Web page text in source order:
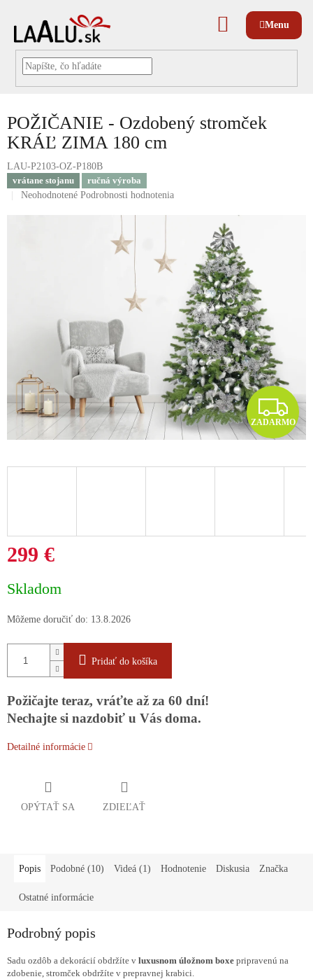
NÁKUPNÝ
KOŠÍK
POŽIČANIE - Ozdobený stromček
KRÁĽ ZIMA 180 cm
LAU-P2103-OZ-P180B
vrátane stojanu
ručná výroba
Priemerné
Neohodnotené Podrobnosti hodnotenia
Z
A
D
ZADARMO
299 €
cena:
Skladom
Môžeme doručiť do: 13.8.2026
Pridať do košíka
Požičajte teraz, vráťte až za 60 dní!
Nechajte si nazdobiť u Vás doma.
Detailné informácie
OPÝTAŤ SA ZDIEĽAŤ
Popis Podobné (10) Videá (1) Hodnotenie Diskusia Značka
Ostatné informácie
Podrobný popis
Sadu ozdôb a dekorácií obdržíte v luxusnom úložnom boxe pripravenú na
zdobenie, stromček obdržíte v prepravnej krabici.